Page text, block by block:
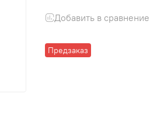
Предзаказ
Добавить в сравнение